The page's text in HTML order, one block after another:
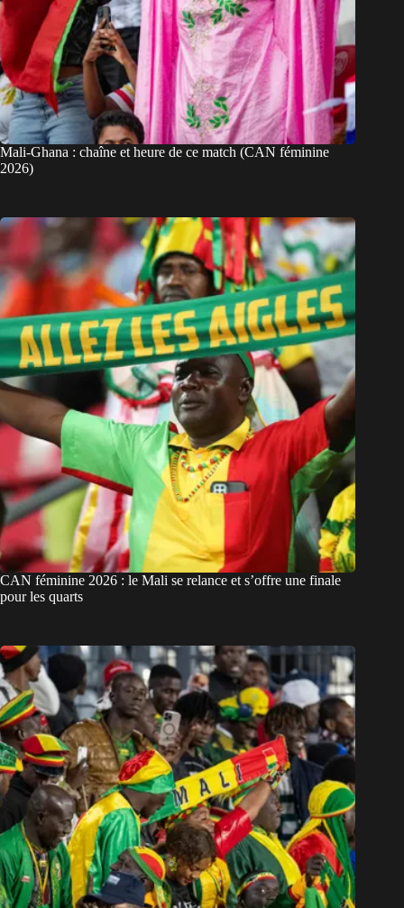
Mali-Ghana : chaîne et heure de ce match (CAN féminine
2026)
CAN féminine 2026 : le Mali se relance et s’offre une finale
pour les quarts